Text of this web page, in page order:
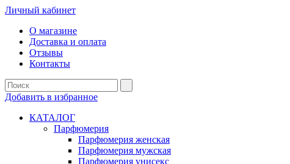
Личный кабинет
О магазине
Доставка и оплата
Отзывы
Контакты
Добавить в избранное
КАТАЛОГ
Парфюмерия
Парфюмерия женская
Парфюмерия мужская
Парфюмерия унисекс